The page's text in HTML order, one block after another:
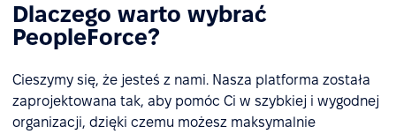
Dlaczego warto wybrać
PeopleForce?
Cieszymy się, że jesteś z nami. Nasza platforma została
zaprojektowana tak, aby pomóc Ci w szybkiej i wygodnej
organizacji, dzięki czemu możesz maksymalnie